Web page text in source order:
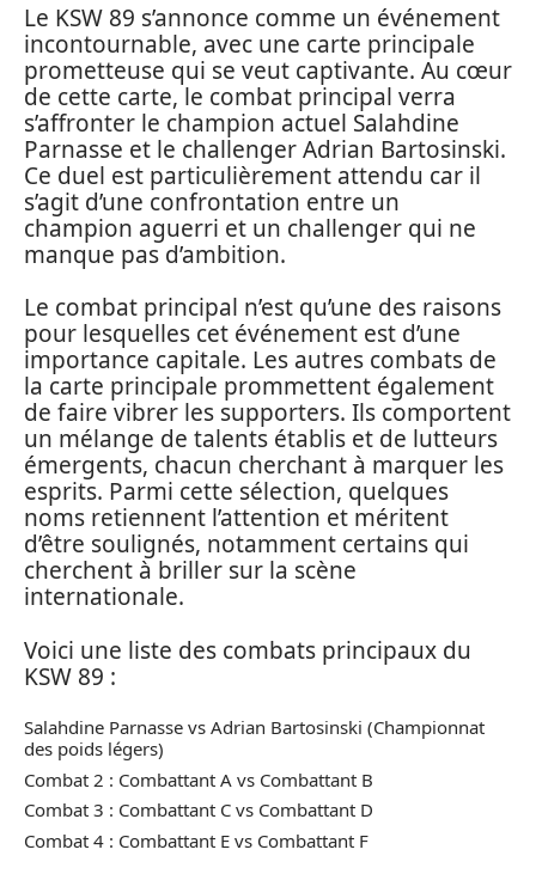
Le KSW 89 s’annonce comme un événement
incontournable, avec une carte principale
prometteuse qui se veut captivante. Au cœur
de cette carte, le combat principal verra
s’affronter le champion actuel Salahdine
Parnasse et le challenger Adrian Bartosinski.
Ce duel est particulièrement attendu car il
s’agit d’une confrontation entre un
champion aguerri et un challenger qui ne
manque pas d’ambition.
Le combat principal n’est qu’une des raisons
pour lesquelles cet événement est d’une
importance capitale. Les autres combats de
la carte principale prommettent également
de faire vibrer les supporters. Ils comportent
un mélange de talents établis et de lutteurs
émergents, chacun cherchant à marquer les
esprits. Parmi cette sélection, quelques
noms retiennent l’attention et méritent
d’être soulignés, notamment certains qui
cherchent à briller sur la scène
internationale.
Voici une liste des combats principaux du
KSW 89 :
Salahdine Parnasse vs Adrian Bartosinski (Championnat
des poids légers)
Combat 2 : Combattant A vs Combattant B
Combat 3 : Combattant C vs Combattant D
Combat 4 : Combattant E vs Combattant F